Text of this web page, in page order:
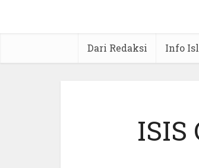
Dari Redaksi Info
ISIS